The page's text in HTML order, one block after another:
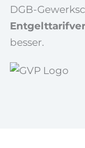
DGB-
besser.